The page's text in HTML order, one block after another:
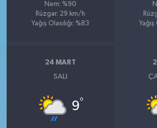
Nem: %90
Rüzgar: 29 km/h
Yağış Olasılığı: %83
Yağış
24 MART
SALI
9°